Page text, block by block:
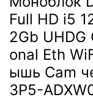
Full HD i5
2Gb UHDG
onal Eth
ышь Cam
3P5-